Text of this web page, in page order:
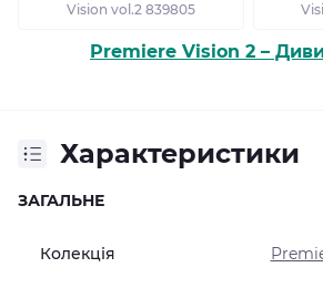
Vision vol.2 839805
Premiere Vision 2 –
Характеристики
ЗАГАЛЬНЕ
Колекція